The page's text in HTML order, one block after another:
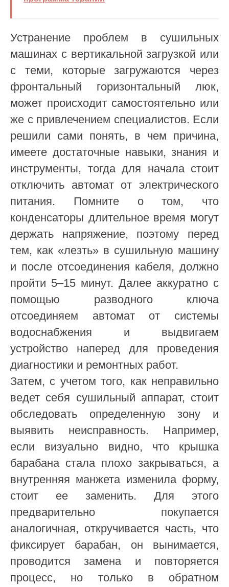
Устранение проблем в сушильных
машинах с вертикальной загрузкой или
с теми, которые загружаются через
фронтальный горизонтальный люк,
может происходит самостоятельно или
же с привлечением специалистов. Если
решили сами понять, в чем причина,
имеете достаточные навыки, знания и
инструменты, тогда для начала стоит
отключить автомат от электрического
питания. Помните о том, что
конденсаторы длительное время могут
держать напряжение, поэтому перед
тем, как «лезть» в сушильную машину
и после отсоединения кабеля, должно
пройти 5–15 минут. Далее аккуратно с
помощью разводного ключа
отсоединяем автомат от системы
водоснабжения и выдвигаем
устройство наперед для проведения
диагностики и ремонтных работ.
Затем, с учетом того, как неправильно
ведет себя сушильный аппарат, стоит
обследовать определенную зону и
выявить неисправность. Например,
если визуально видно, что крышка
барабана стала плохо закрываться, а
внутренняя манжета изменила форму,
стоит ее заменить. Для этого
предварительно покупается
аналогичная, откручивается часть, что
фиксирует барабан, он вынимается,
проводится замена и повторяется
процесс, но только в обратном